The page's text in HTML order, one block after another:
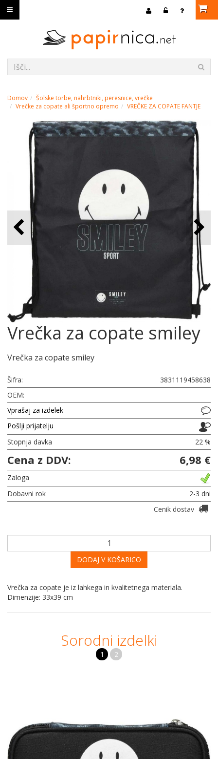
Domov
Šolske torbe, nahrbtniki, peresnice, vrečke
Vrečke za copate ali športno opremo
VREČKE ZA COPATE FANTJE
Vrečka za copate smiley
Vrečka za copate smiley
Šifra:
3831119458638
OEM:
Vprašaj za izdelek
Pošlji prijatelju
Stopnja davka
22 %
Cena z DDV: 6,98 €
Zaloga
Dobavni rok
2-3 dni
Cenik dostav
DODAJ V KOŠARICO
Vrečka za copate je iz lahkega in kvalitetnega materiala.
Dimenzije: 33x39 cm
Sorodni izdelki
1 2